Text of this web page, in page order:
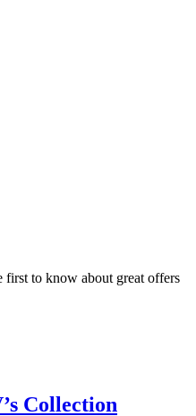
to know about great offers
Collection